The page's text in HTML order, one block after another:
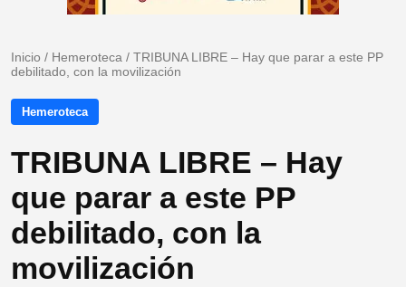
Inicio / Hemeroteca / TRIBUNA LIBRE – Hay que parar a este PP
debilitado, con la movilización
Hemeroteca
TRIBUNA LIBRE – Hay
que parar a este PP
debilitado, con la
movilización